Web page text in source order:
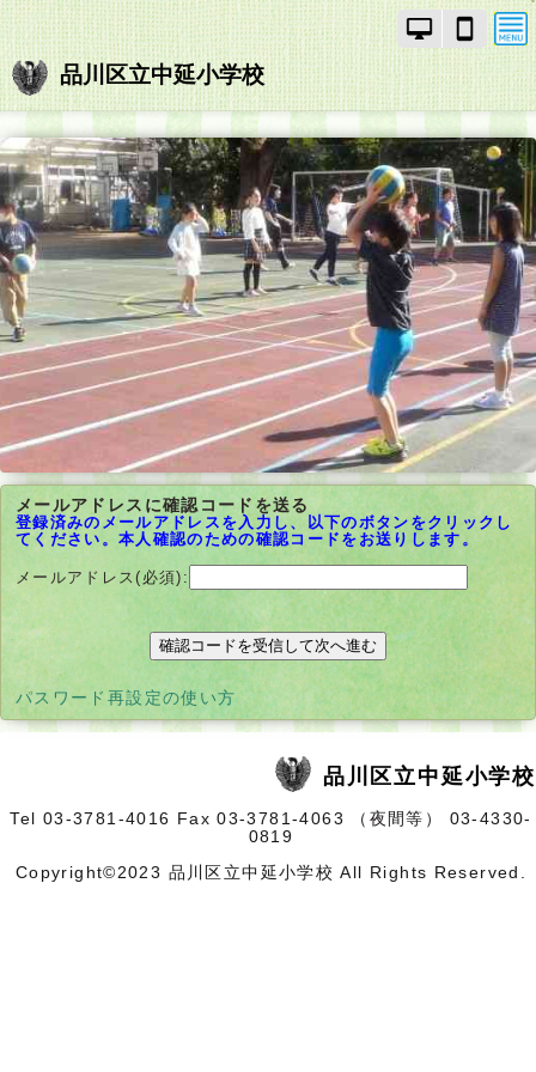
PC
モ
ー
ド
で
画
面
を
切
り
替
え
ス
マ
ー
ト
フ
ォ
ン
モ
ー
ド
で
画
面
を
切
り
替
品川区立中延小学校
メールアドレスに確認コードを送る
登録済みのメールアドレスを入力し、以下のボタンをクリックし
てください。本人確認のための確認コードをお送りします。
メールアドレス(必須):
パスワード再設定の使い方別
ウ
ィ
開
く
品川区立中延小学校
Tel 03-3781-4016 Fax 03-3781-4063 （夜間等） 03-4330-
0819
Copyright©2023 品川区立中延小学校 All Rights Reserved.